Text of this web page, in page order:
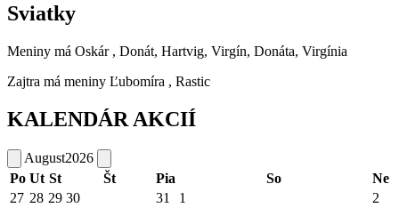
Sviatky
Meniny má Oskár , Donát, Hartvig, Virgín, Donáta, Virgínia
Zajtra má meniny Ľubomíra , Rastic
KALENDÁR AKCIÍ
August2026
Po Ut St Št Pia So
Ne
27 28 29 30 31 1 2